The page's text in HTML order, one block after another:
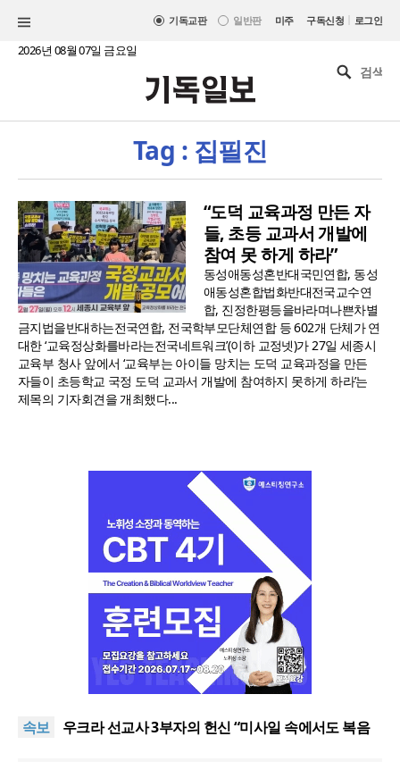
기독교판 일반판 미주 구독신청 | 로그인
2026년 08월 07일 금요일
Tag : 집필진
“도덕 교육과정 만든 자
들, 초등 교과서 개발에
참여 못 하게 하라”
동성애동성혼반대국민연합, 동성
애동성혼합법화반대전국교수연
합, 진정한평등을바라며나쁜차별
금지법을반대하는전국연합, 전국학부모단체연합 등 602개 단체가 연
대한 ‘교육정상화를바라는전국네트워크’(이하 교정넷)가 27일 세종시
교육부 청사 앞에서 ‘교육부는 아이들 망치는 도덕 교육과정을 만든
자들이 초등학교 국정 도덕 교과서 개발에 참여하지 못하게 하라’는
제목의 기자회견을 개최했다...
속보
[최원호 목사의 영혼의 양식 63] 말씀은 같은데 왜 열
우크라 선교사 3부자의 헌신 “미사일 속에서도 복음